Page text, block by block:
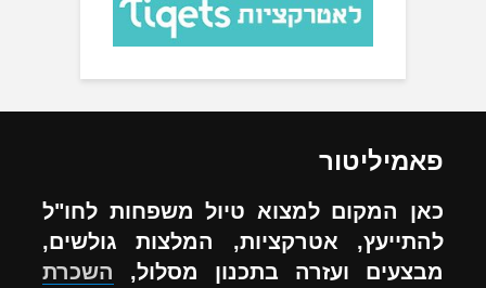
פאמיליטור
כאן המקום למצוא טיול משפחות לחו"ל
להתייעץ, אטרקציות, המלצות גולשים,
מבצעים ועזרה בתכנון מסלול, השכרת